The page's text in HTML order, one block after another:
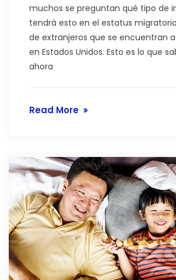
muchos se preguntan qué tipo de
tendrá esto en el estatus
de extranjeros que se encuentran
en Estados Unidos. Esto es lo que
ahora
Read More